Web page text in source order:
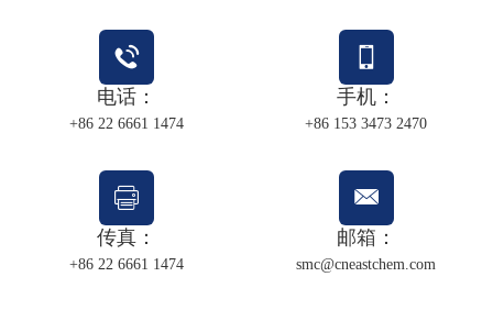
电话：
+86 22 6661 1474
手机：
+86 153 3473 2470
传真：
+86 22 6661 1474
邮箱：
smc@cneastchem.com